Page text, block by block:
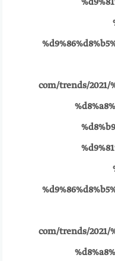
com/trends/2021/
com/trends/2021/